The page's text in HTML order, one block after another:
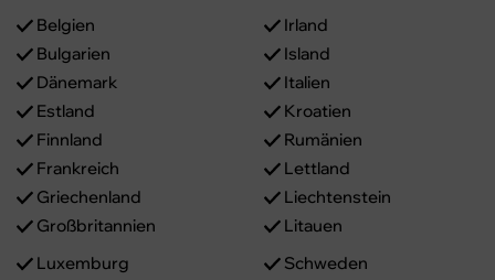
Belgien
Bulgarien
Dänemark
Estland
Finnland
Frankreich
Griechenland
Großbritannien
Irland
Island
Italien
Kroatien
Rumänien
Lettland
Liechtenstein
Litauen
Luxemburg
Schweden